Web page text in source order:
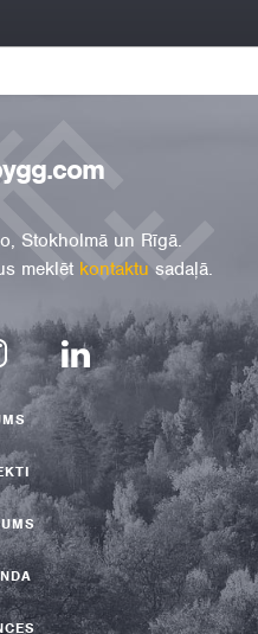
Stokholmā un Rīgā.
meklēt kontaktu sadaļā.